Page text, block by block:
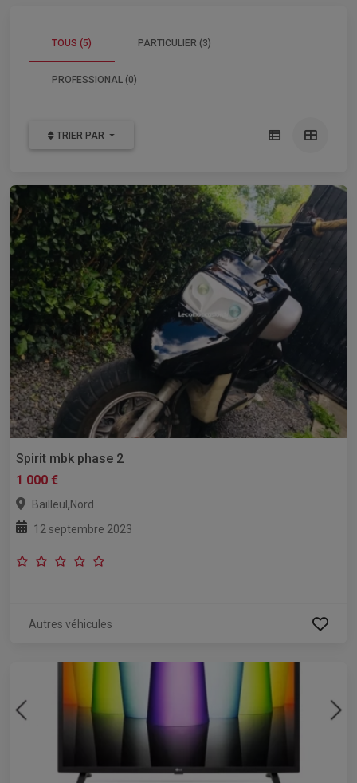
TOUS (5) PARTICULIER (3)
PROFESSIONAL (0)
TRIER PAR
Spirit mbk phase 2
1 000 €
Bailleul ,Nord
12 septembre 2023
Autres véhicules